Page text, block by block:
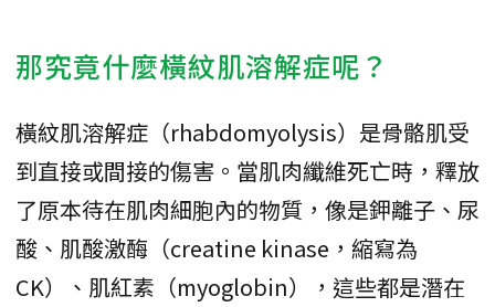
那究竟什麼橫紋肌溶解症呢？
橫紋肌溶解症（rhabdomyolysis）是骨骼肌受
到直接或間接的傷害。當肌肉纖維死亡時，釋放
了原本待在肌肉細胞內的物質，像是鉀離子、尿
酸、肌酸激酶（creatine kinase，縮寫為
CK）、肌紅素（myoglobin），這些都是潛在